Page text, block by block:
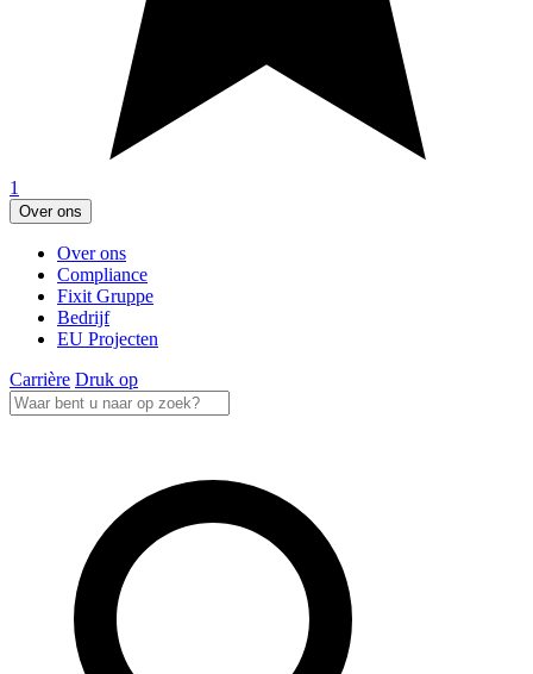
1
Over ons
Over ons
Compliance
Fixit Gruppe
Bedrijf
EU Projecten
Carrière Druk op